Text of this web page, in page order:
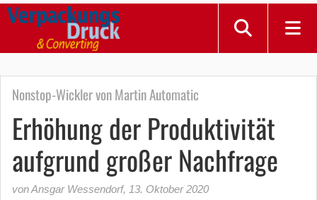
Nonstop-Wickler von Martin Automatic
Erhöhung der Produktivität
aufgrund großer Nachfrage
von Ansgar Wessendorf, 13. Oktober 2020